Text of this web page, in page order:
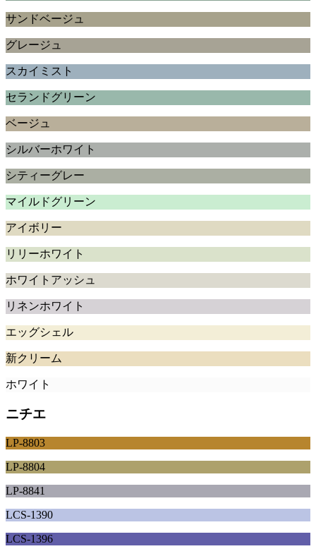
サンドベージュ
グレージュ
スカイミスト
セランドグリーン
ベージュ
シルバーホワイト
シティーグレー
マイルドグリーン
アイボリー
リリーホワイト
ホワイトアッシュ
リネンホワイト
エッグシェル
新クリーム
ホワイト
ニチエ
LP-8803
LP-8804
LP-8841
LCS-1390
LCS-1396